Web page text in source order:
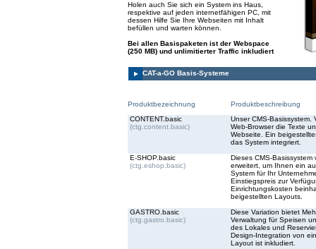
Holen auch Sie sich ein System ins Haus,
respektive auf jeden internetfähigen PC, mit
dessen Hilfe Sie Ihre Webseiten mit Inhalt
befüllen und warten können.
Bei allen Basispaketen ist der Webspace
(250 MB) und unlimitierter Traffic inkludiert
CAT-a-GO Basis-Systeme
Produktbezeichnung
Produktbeschreibung
CONTENT.basic
(ctg.content.basic)
Unser CMS-Basissystem.
Web-Browser die Texte
Webseite. Ein
das System integriert.
E-SHOP.basic
(ctg.eshop.basic)
Dieses CMS-
erweitert, um Ihnen ein
System für Ihr
Einstiegspreis zur
Einrichtungskosten
beigestellten Layouts.
GASTRO.basic
(ctg.gastro.basic)
Diese Variation bietet
Verwaltung für Speisen
des Lokales und
Design-Integration von
Layout ist inkludiert.